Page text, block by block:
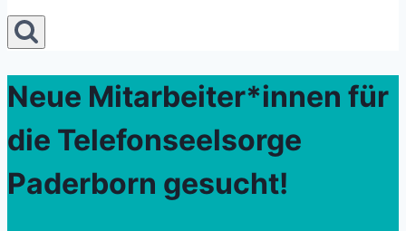
Neue Mitarbeiter*innen für
die Telefonseelsorge
Paderborn gesucht!